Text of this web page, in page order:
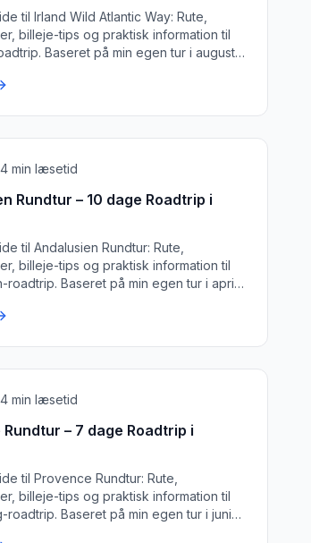
til Irland Wild Atlantic Way: Rute,
billeje-tips og praktisk information til
Baseret på min egen tur i august
4 min læsetid
Rundtur – 10 dage Roadtrip i
til Andalusien Rundtur: Rute,
billeje-tips og praktisk information til
roadtrip. Baseret på min egen tur i april
4 min læsetid
– 7 dage Roadtrip i
til Provence Rundtur: Rute,
billeje-tips og praktisk information til
roadtrip. Baseret på min egen tur i juni